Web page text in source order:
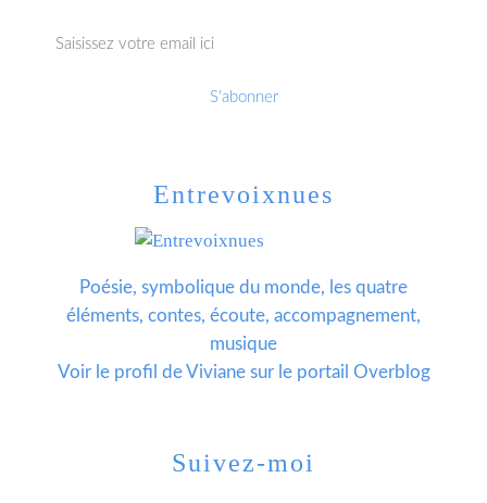
Entrevoixnues
Poésie, symbolique du monde, les quatre
éléments, contes, écoute, accompagnement,
musique
Voir le profil deVivianesur le portail Overblog
Suivez-moi